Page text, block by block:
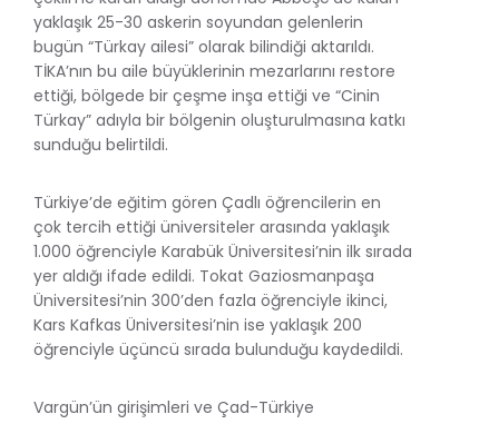
yaklaşık 25-30 askerin soyundan gelenlerin
bugün “Türkay ailesi” olarak bilindiği aktarıldı.
TİKA’nın bu aile büyüklerinin mezarlarını restore
ettiği, bölgede bir çeşme inşa ettiği ve “Cinin
Türkay” adıyla bir bölgenin oluşturulmasına katkı
sunduğu belirtildi.
Türkiye’de eğitim gören Çadlı öğrencilerin en
çok tercih ettiği üniversiteler arasında yaklaşık
1.000 öğrenciyle Karabük Üniversitesi’nin ilk sırada
yer aldığı ifade edildi. Tokat Gaziosmanpaşa
Üniversitesi’nin 300’den fazla öğrenciyle ikinci,
Kars Kafkas Üniversitesi’nin ise yaklaşık 200
öğrenciyle üçüncü sırada bulunduğu kaydedildi.
Vargün’ün girişimleri ve Çad-Türkiye